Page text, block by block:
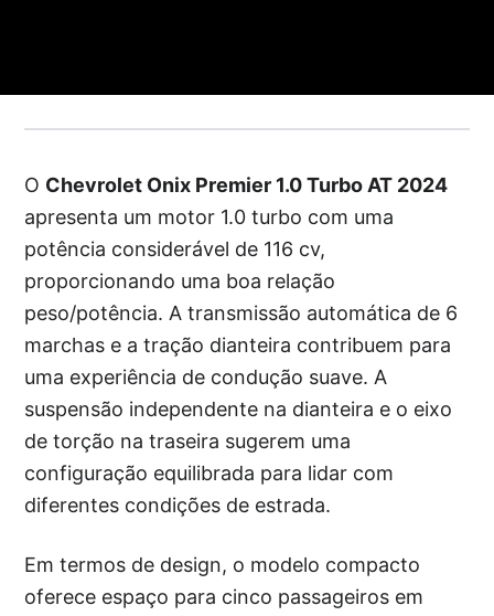
O Chevrolet Onix Premier 1.0 Turbo AT 2024
apresenta um motor 1.0 turbo com uma
potência considerável de 116 cv,
proporcionando uma boa relação
peso/potência. A transmissão automática de 6
marchas e a tração dianteira contribuem para
uma experiência de condução suave. A
suspensão independente na dianteira e o eixo
de torção na traseira sugerem uma
configuração equilibrada para lidar com
diferentes condições de estrada.
Em termos de design, o modelo compacto
oferece espaço para cinco passageiros em